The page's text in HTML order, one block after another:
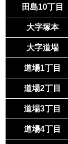
田島10丁目
大字塚本
大字道場
道場1丁目
道場2丁目
道場3丁目
道場4丁目